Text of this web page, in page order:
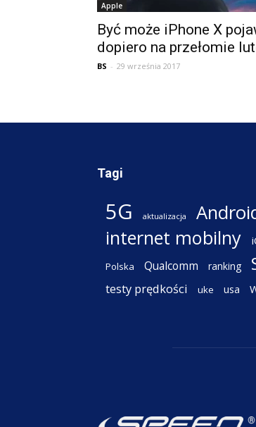
Apple
Być może iPhone X
dopiero na przełomie
BS - 29 września 2017
Tagi
5G aktualizacja
internet mobilny
Polska Qualcomm ranking
testy prędkości uke usa